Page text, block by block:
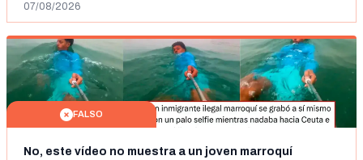
07/08/2026
FALSO
No, este vídeo no muestra a un joven marroquí